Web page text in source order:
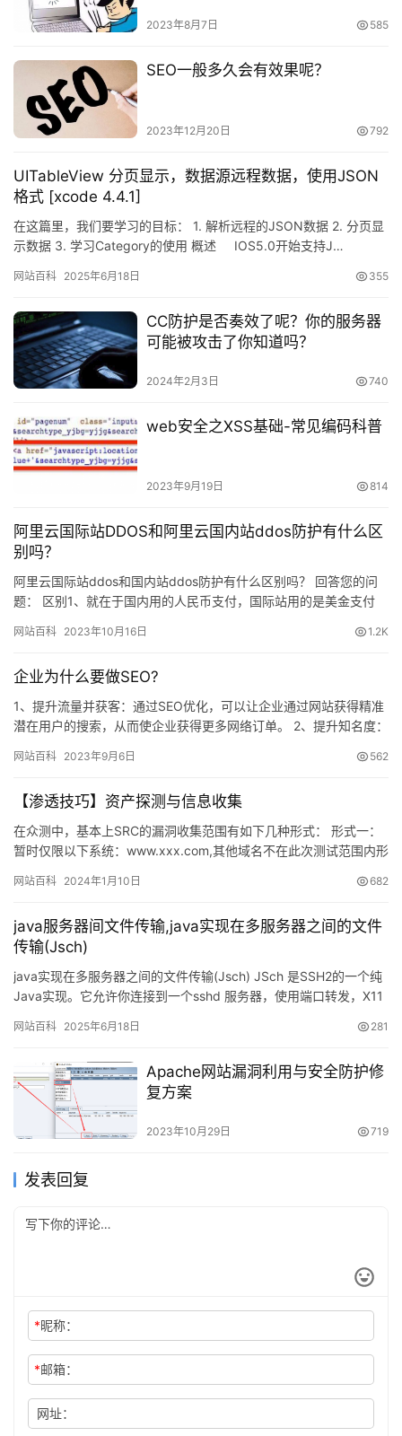
2023年8月7日 585
SEO一般多久会有效果呢？
2023年12月20日 792
UITableView 分页显示，数据源远程数据，使用JSON
格式 [xcode 4.4.1]
在这篇里，我们要学习的目标： 1. 解析远程的JSON数据 2. 分页显
示数据 3. 学习Category的使用 概述 IOS5.0开始支持J…
网站百科 2025年6月18日 355
CC防护是否奏效了呢？你的服务器
可能被攻击了你知道吗？
2024年2月3日 740
web安全之XSS基础-常见编码科普
2023年9月19日 814
阿里云国际站DDOS和阿里云国内站ddos防护有什么区
别吗？
阿里云国际站ddos和国内站ddos防护有什么区别吗？ 回答您的问
题： 区别1、就在于国内用的人民币支付，国际站用的是美金支付
网站百科 2023年10月16日 1.2K
企业为什么要做SEO?
1、提升流量并获客：通过SEO优化，可以让企业通过网站获得精准
潜在用户的搜索，从而使企业获得更多网络订单。 2、提升知名度：
网站百科 2023年9月6日 562
【渗透技巧】资产探测与信息收集
在众测中，基本上SRC的漏洞收集范围有如下几种形式： 形式一：
暂时仅限以下系统：www.xxx.com,其他域名不在此次测试范围内形
网站百科 2024年1月10日 682
java服务器间文件传输,java实现在多服务器之间的文件
传输(Jsch)
java实现在多服务器之间的文件传输(Jsch) JSch 是SSH2的一个纯
Java实现。它允许你连接到一个sshd 服务器，使用端口转发，X11
网站百科 2025年6月18日 281
Apache网站漏洞利用与安全防护修
复方案
2023年10月29日 719
发表回复
*昵称：
*邮箱：
网址：